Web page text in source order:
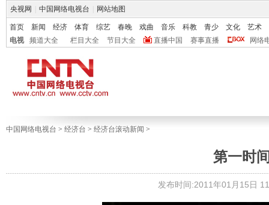
央视网 中国网络电视台 网站地图
首页 新闻 经济 体育 综艺 春晚 戏曲 音乐 科教 青少 文化
艺术
电视
频道大全 栏目大全 节目大全 直播中国 赛事直播 网络
中国网络电视台 > 经济台 > 经济台滚动新闻 >
第一时
发布时间:2011年01月15日